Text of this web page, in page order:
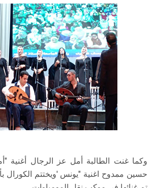
وكما غنت الطالبة أمل عز الرجال أغنية
حسين ممدوح اغنية "يونس 'ويختتم الكورال